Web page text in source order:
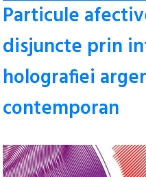
Particule
disjuncte prin
holografiei
contemporan